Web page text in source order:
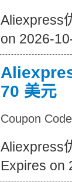
Aliexpress
on 2026-
70 美元
Coupon
Aliexpress
Expires on